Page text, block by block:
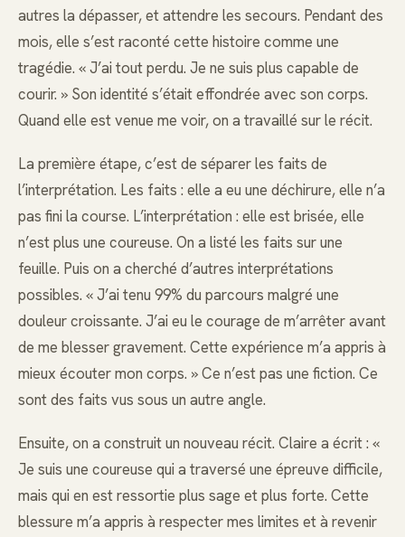
autres la dépasser, et attendre les secours. Pendant des
mois, elle s’est raconté cette histoire comme une
tragédie. « J’ai tout perdu. Je ne suis plus capable de
courir. » Son identité s’était effondrée avec son corps.
Quand elle est venue me voir, on a travaillé sur le récit.
La première étape, c’est de séparer les faits de
l’interprétation. Les faits : elle a eu une déchirure, elle n’a
pas fini la course. L’interprétation : elle est brisée, elle
n’est plus une coureuse. On a listé les faits sur une
feuille. Puis on a cherché d’autres interprétations
possibles. « J’ai tenu 99% du parcours malgré une
douleur croissante. J’ai eu le courage de m’arrêter avant
de me blesser gravement. Cette expérience m’a appris à
mieux écouter mon corps. » Ce n’est pas une fiction. Ce
sont des faits vus sous un autre angle.
Ensuite, on a construit un nouveau récit. Claire a écrit : «
Je suis une coureuse qui a traversé une épreuve difficile,
mais qui en est ressortie plus sage et plus forte. Cette
blessure m’a appris à respecter mes limites et à revenir